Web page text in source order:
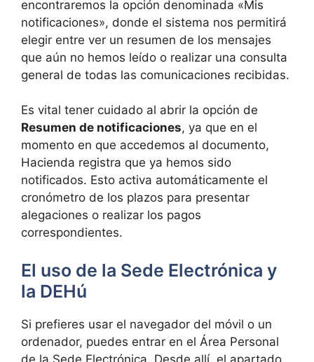
encontraremos la opción denominada «Mis
notificaciones», donde el sistema nos permitirá
elegir entre ver un resumen de los mensajes
que aún no hemos leído o realizar una consulta
general de todas las comunicaciones recibidas.
Es vital tener cuidado al abrir la opción de
Resumen de notificaciones, ya que en el
momento en que accedemos al documento,
Hacienda registra que ya hemos sido
notificados. Esto activa automáticamente el
cronómetro de los plazos para presentar
alegaciones o realizar los pagos
correspondientes.
El uso de la Sede Electrónica y
la DEHú
Si prefieres usar el navegador del móvil o un
ordenador, puedes entrar en el Área Personal
de la Sede Electrónica. Desde allí, el apartado